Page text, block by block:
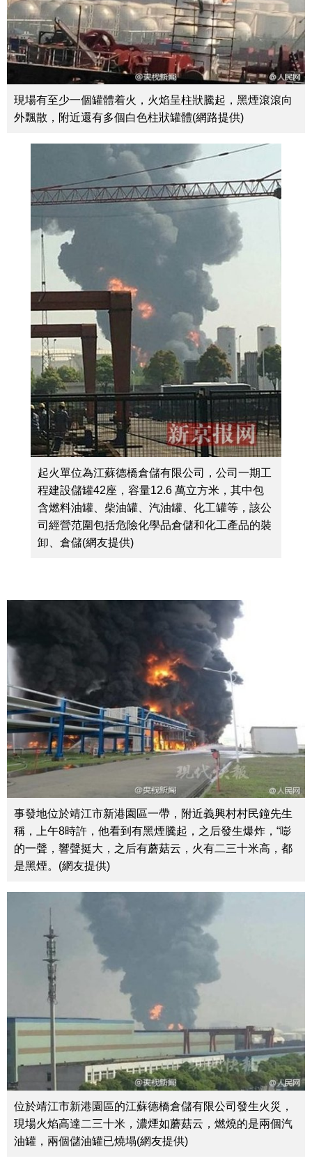
現場有至少一個罐體着火，火焰呈柱狀騰起，黑煙滾滾向
外飄散，附近還有多個白色柱狀罐體(網路提供)
起火單位為江蘇德橋倉儲有限公司，公司一期工
程建設儲罐42座，容量12.6 萬立方米，其中包
含燃料油罐、柴油罐、汽油罐、化工罐等，該公
司經營范圍包括危險化學品倉儲和化工產品的裝
卸、倉儲(網友提供)
事發地位於靖江市新港園區一帶，附近義興村村民鐘先生
稱，上午8時許，他看到有黑煙騰起，之后發生爆炸，“嘭
的一聲，響聲挺大，之后有蘑菇云，火有二三十米高，都
是黑煙。(網友提供)
位於靖江市新港園區的江蘇德橋倉儲有限公司發生火災，
現場火焰高達二三十米，濃煙如蘑菇云，燃燒的是兩個汽
油罐，兩個儲油罐已燒塌(網友提供)